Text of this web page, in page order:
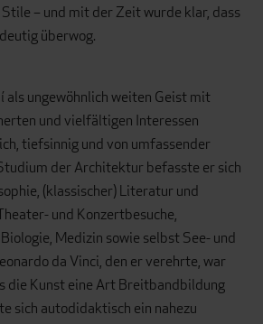
– und mit der Zeit wurde klar, dass
überwog.
als ungewöhnlich weiten Geist mit
und vielfältigen Interessen
tiefsinnig und von umfassender
der Architektur befasste er sich
(klassischer) Literatur und
und Konzertbesuche,
Medizin sowie selbst See- und
da Vinci, den er verehrte, war
die Kunst eine Art Breitbandbildung
sich autodidaktisch ein nahezu